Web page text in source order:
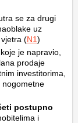
se za drugi
uz
(N1)
je napravio,
prodaje
investitorima,
nogometne
postupno
i